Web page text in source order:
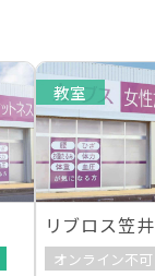
教室
リブロス笠井
オンライン不可